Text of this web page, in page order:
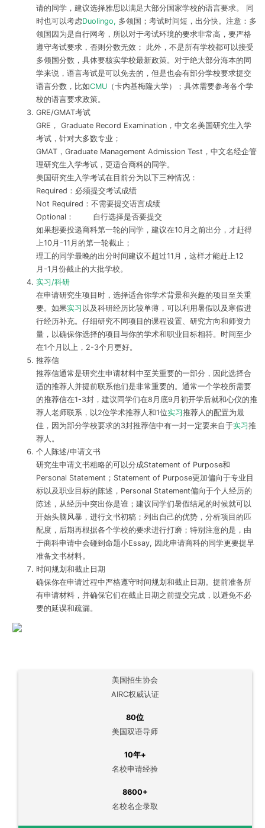
请的同学，建议选择雅思以满足大部分国家学校的语言要求。 同
时也可以考虑Duolingo, 多领国；考试时间短，出分快。注意：多
领国因为是自行网考，所以对于考试环境的要求非常高，要严格
遵守考试要求，否则分数无效； 此外，不是所有学校都可以接受
多领国分数，具体要核实学校最新政策。对于绝大部分海本的同
学来说，语言考试是可以免去的，但是也会有部分学校要求提交
语言分数，比如CMU（卡内基梅隆大学）；具体需要参考各个学
校的语言要求政策。
GRE/GMAT考试
GRE， Graduate Record Examination，中文名美国研究生入学
考试，针对大多数专业；
GMAT，Graduate Management Admission Test，中文名经企管
理研究生入学考试，更适合商科的同学。
美国研究生入学考试在目前分为以下三种情况：
Required：必须提交考试成绩
Not Required：不需要提交语言成绩
Optional： 自行选择是否要提交
如果想要投递商科第一轮的同学，建议在10月之前出分，才赶得
上10月-11月的第一轮截止；
理工的同学最晚的出分时间建议不超过11月，这样才能赶上12
月-1月份截止的大批学校。
实习/科研
在申请研究生项目时，选择适合你学术背景和兴趣的项目至关重
要。如果实习 以及科研经历比较单薄，可以利用暑假以及寒假进
行经历补充。仔细研究不同项目的课程设置、研究方向和师资力
量，以确保你选择的项目与你的学术和职业目标相符。时间至少
在1个月以上，2-3个月更好。
推荐信
推荐信通常是研究生申请材料中至关重要的一部分，因此选择合
适的推荐人并提前联系他们是非常重要的。通常一个学校所需要
的推荐信在1-3封，建议同学们在8月底9月初开学后就和心仪的推
荐人老师联系，以2位学术推荐人和1位实习推荐人的配置为最
佳，因为部分学校要求的3封推荐信中有一封一定要来自于实习推
荐人。
个人陈述/申请文书
研究生申请文书粗略的可以分成Statement of Purpose和
Personal Statement；Statement of Purpose更加偏向于专业目
标以及职业目标的陈述，Personal Statement偏向于个人经历的
陈述，从经历中突出你是谁；建议同学们暑假结尾的时候就可以
开始头脑风暴，进行文书初稿；列出自己的优势，分析项目的匹
配度，后期再根据各个学校的要求进行打磨；特别注意的是，由
于商科申请中会碰到命题小Essay, 因此申请商科的同学更要提早
准备文书材料。
时间规划和截止日期
确保你在申请过程中严格遵守时间规划和截止日期。提前准备所
有申请材料，并确保它们在截止日期之前提交完成，以避免不必
要的延误和疏漏。
美国招生协会
AIRC权威认证
80位
美国双语导师
10年+
名校申请经验
8600+
名校名企录取